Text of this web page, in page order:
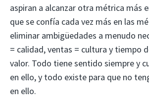
aspiran a alcanzar otra métrica más
que se confía cada vez más en las
eliminar ambigüedades a menudo
= calidad, ventas = cultura y tiempo
valor. Todo tiene sentido siempre y
en ello, y todo existe para que no
en ello.